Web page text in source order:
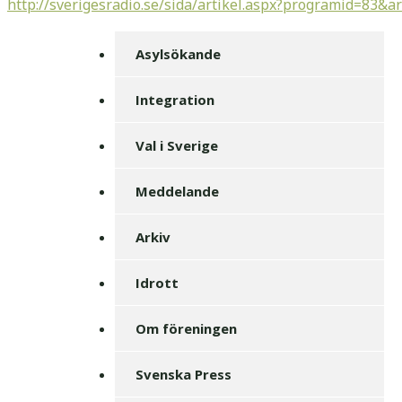
Asylsökande
Integration
Val i Sverige
Meddelande
Arkiv
Idrott
Om föreningen
Svenska Press